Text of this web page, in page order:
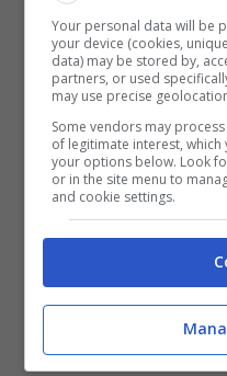
Donne, in pochi
pandemonio: “Se
una donna è
dichiaraGianni
interviene e dice
perchè i perversi
dellefotoa caso,
caso di Walter.
non c’è stato
pare che Walter
Your personal data will be
your device (cookies,
data) may be stored by,
partners, or used
may use precise
Some vendors may
of legitimate interest,
your options below. Look
or in the site menu to
and cookie settings.